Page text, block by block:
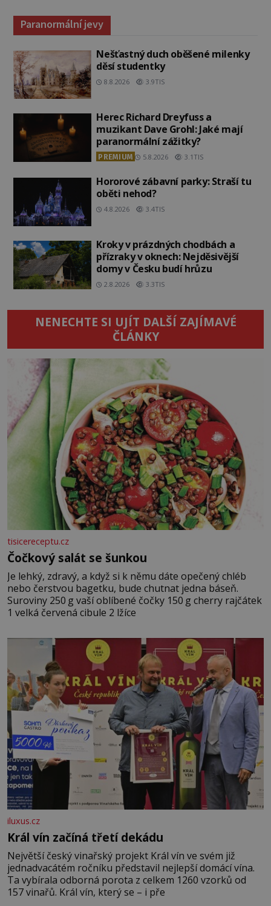
Paranormální jevy
Nešťastný duch oběšené milenky
děsí studentky
8.8.2026 3.9TIS
Herec Richard Dreyfuss a
muzikant Dave Grohl: Jaké mají
paranormální zážitky?
PREMIUM 5.8.2026 3.1TIS
Hororové zábavní parky: Straší tu
oběti nehod?
4.8.2026 3.4TIS
Kroky v prázdných chodbách a
přízraky v oknech: Nejděsivější
domy v Česku budí hrůzu
2.8.2026 3.3TIS
NENECHTE SI UJÍT DALŠÍ ZAJÍMAVÉ
ČLÁNKY
tisicereceptu.cz
Čočkový salát se šunkou
Je lehký, zdravý, a když si k němu dáte opečený chléb
nebo čerstvou bagetku, bude chutnat jedna báseň.
Suroviny 250 g vaší oblíbené čočky 150 g cherry rajčátek
1 velká červená cibule 2 lžíce
iluxus.cz
Král vín začíná třetí dekádu
Největší český vinařský projekt Král vín ve svém již
jednadvacátém ročníku představil nejlepší domácí vína.
Ta vybírala odborná porota z celkem 1260 vzorků od
157 vinařů. Král vín, který se – i pře